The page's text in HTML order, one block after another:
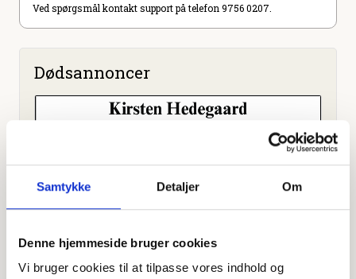
Samtykke Detaljer Om
Denne hjemmeside bruger cookies
Vi bruger cookies til at tilpasse vores indhold og
Ved spørgsmål kontakt support på telefon 9756 0207.
Dødsannoncer
august 2023